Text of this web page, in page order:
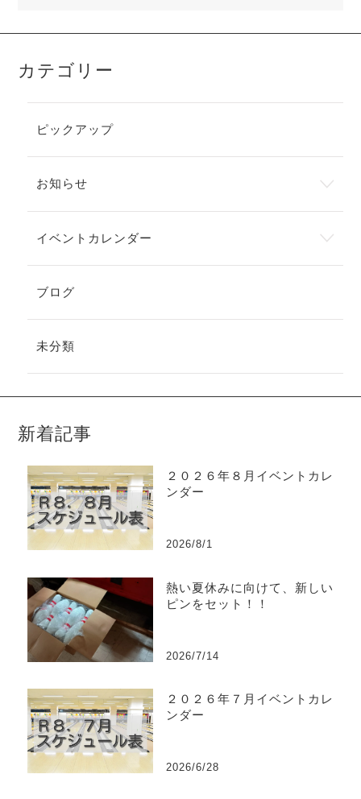
カテゴリー
ピックアップ
お知らせ
イベントカレンダー
ブログ
未分類
新着記事
２０２６年８月イベントカレ
ンダー
2026/8/1
熱い夏休みに向けて、新しい
ピンをセット！！
2026/7/14
２０２６年７月イベントカレ
ンダー
2026/6/28